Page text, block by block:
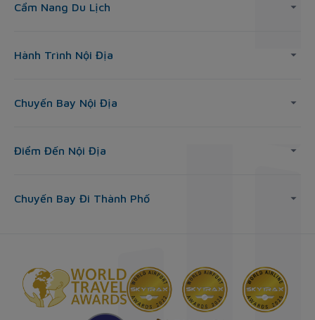
Cẩm Nang Du Lịch
Hành Trình Nội Địa
Chuyến Bay Nội Địa
Điểm Đến Nội Địa
Chuyến Bay Đi Thành Phố